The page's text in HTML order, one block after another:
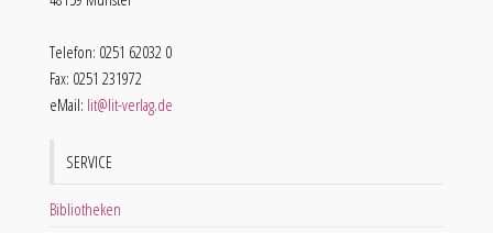
Telefon: 0251 62032 0
Fax: 0251 231972
eMail: lit@lit-verlag.de
SERVICE
Bibliotheken